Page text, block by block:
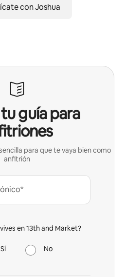
con Joshua
guía para
para que te vaya bien como
anfitrión
en 13th and Market?
Sí No